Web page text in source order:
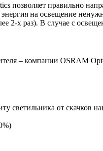
позволяет правильно
на освещение
2-х раз). В случае с
– компании OSRAM
светильника от скачков